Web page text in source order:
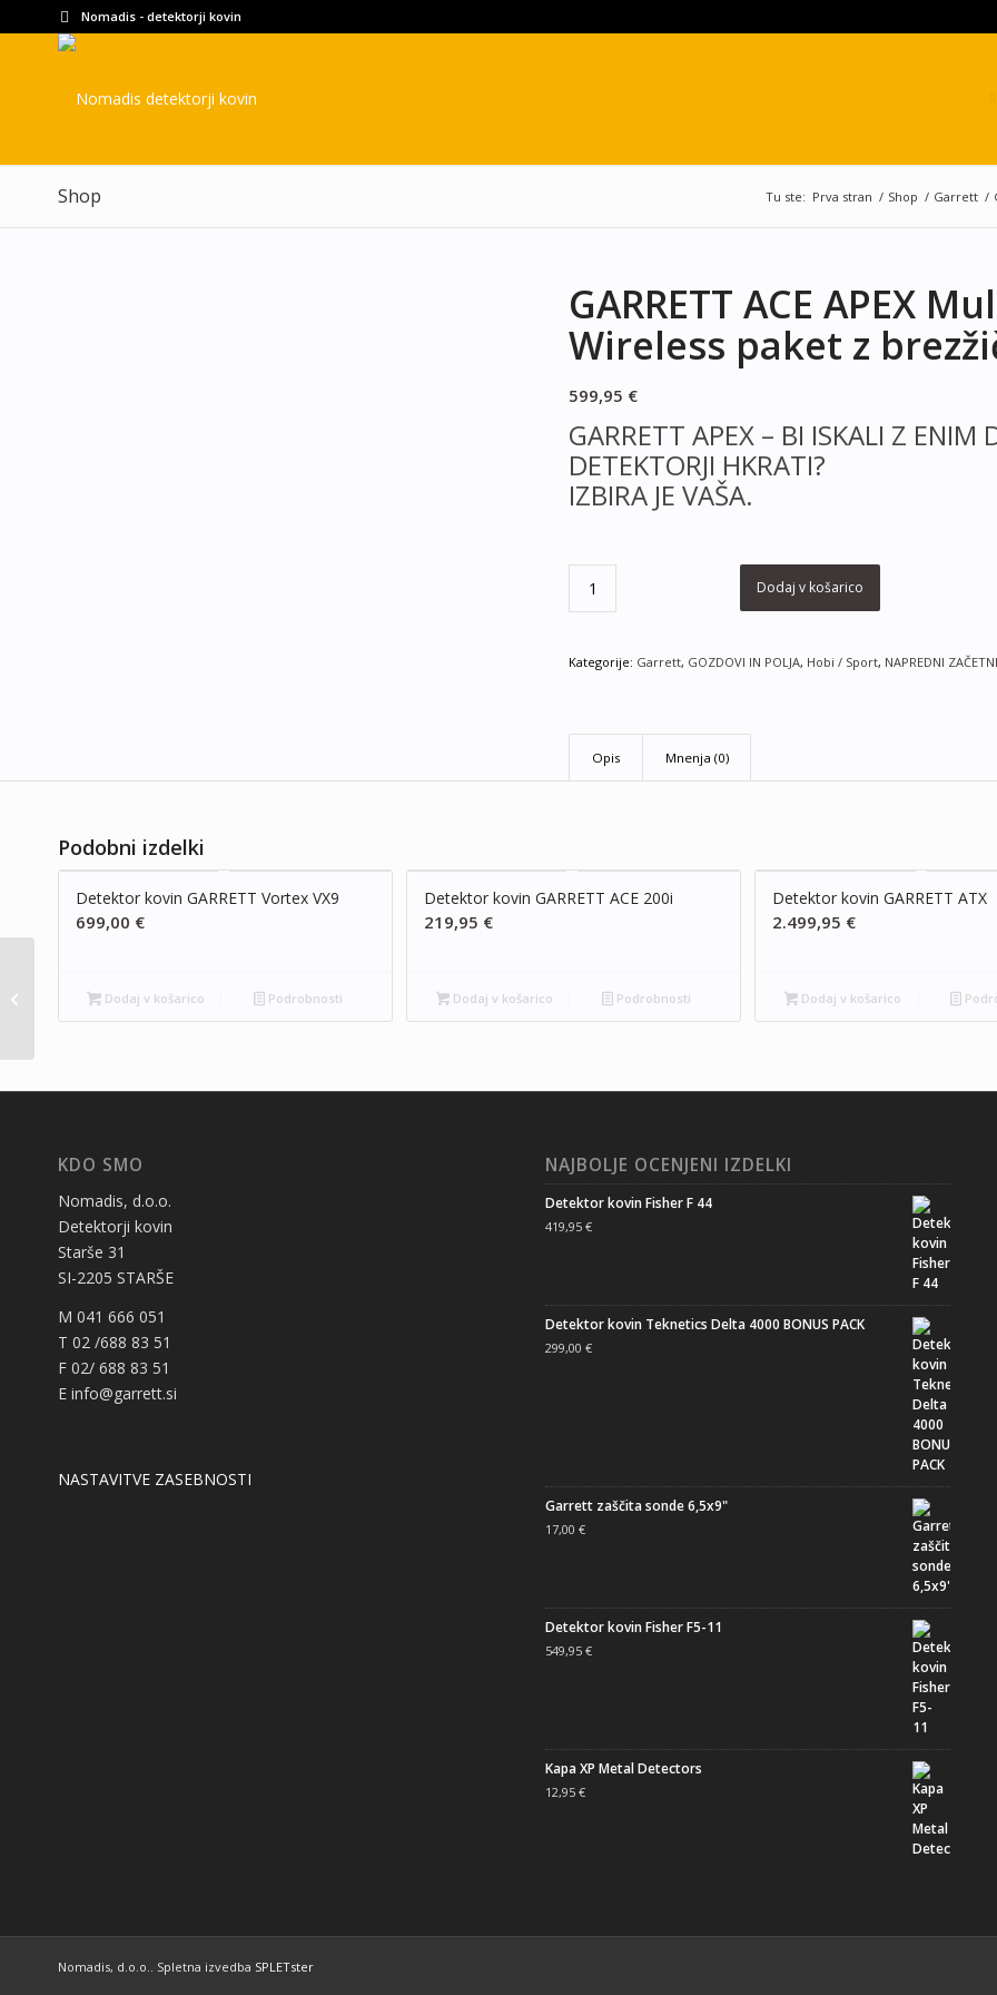
Nomadis - detektorji kovin
Shop Tu ste: Prva stran / Shop / Garrett /
GARRETT ACE APEX
Wireless paket z
599,95 €
GARRETT APEX – BI ISKALI Z ENIM
DETEKTORJI HKRATI?
IZBIRA JE VAŠA.
Dodaj v košarico
Kategorije: Garrett, GOZDOVI IN POLJA, Hobi / Sport, NAPREDNI
Opis Mnenja (0)
Podobni izdelki
Detektor kovin GARRETT Vortex VX9
699,00 €
Dodaj v košarico Podrobnosti
Detektor kovin GARRETT ACE 200i
219,95 €
Dodaj v košarico Podrobnosti
Detektor kovin GARRETT ATX
2.499,95 €
Dodaj v košarico
KDO SMO
Nomadis, d.o.o.
Detektorji kovin
Starše 31
SI-2205 STARŠE
M 041 666 051
T 02 /688 83 51
F 02/ 688 83 51
E info@garrett.si
NASTAVITVE ZASEBNOSTI
NAJBOLJE OCENJENI IZDELKI
Detektor kovin Fisher F 44
419,95€
Detektor kovin Teknetics Delta 4000 BONUS PACK
299,00€
Garrett zaščita sonde 6,5x9"
17,00€
Detektor kovin Fisher F5-11
549,95€
Kapa XP Metal Detectors
12,95€
Nomadis, d.o.o.. Spletna izvedba SPLETster
Rider Pack